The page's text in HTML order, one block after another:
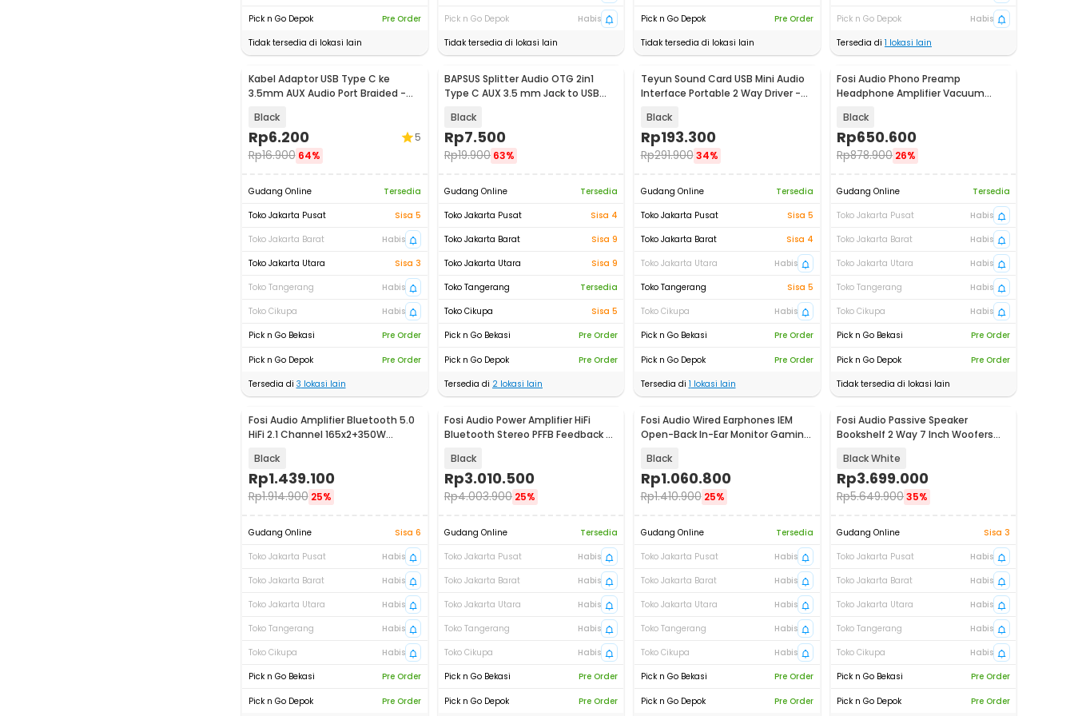
Pick n Go Depok
Pre Order
Tidak tersedia di lokasi lain
Pick n Go Depok
Habis
Tidak tersedia di lokasi lain
Pick n Go Depok
Pre Order
Tidak tersedia di lokasi lain
Pick n Go Depok
Habis
Tersedia di 1 lokasi lain
Kabel Adaptor USB Type C ke
3.5mm AUX Audio Port Braided -
Black
Rp6.200
Rp16.900 64%
5
Gudang Online
Tersedia
Toko Jakarta Pusat
Sisa 5
Toko Jakarta Barat
Habis
Toko Jakarta Utara
Sisa 3
Toko Tangerang
Habis
Toko Cikupa
Habis
Pick n Go Bekasi
Pre Order
Pick n Go Depok
Pre Order
Tersedia di 3 lokasi lain
BAPSUS Splitter Audio OTG 2in1
Type C AUX 3.5 mm Jack to USB
Black
Rp7.500
Rp19.900 63%
Gudang Online
Tersedia
Toko Jakarta Pusat
Sisa 4
Toko Jakarta Barat
Sisa 9
Toko Jakarta Utara
Sisa 9
Toko Tangerang
Tersedia
Toko Cikupa
Sisa 5
Pick n Go Bekasi
Pre Order
Pick n Go Depok
Pre Order
Tersedia di 2 lokasi lain
Teyun Sound Card USB Mini Audio
Interface Portable 2 Way Driver -
Black
Rp193.300
Rp291.900 34%
Gudang Online
Tersedia
Toko Jakarta Pusat
Sisa 5
Toko Jakarta Barat
Sisa 4
Toko Jakarta Utara
Habis
Toko Tangerang
Sisa 5
Toko Cikupa
Habis
Pick n Go Bekasi
Pre Order
Pick n Go Depok
Pre Order
Tersedia di 1 lokasi lain
Fosi Audio Phono Preamp
Headphone Amplifier Vacuum
Black
Rp650.600
Rp878.900 26%
Gudang Online
Tersedia
Toko Jakarta Pusat
Habis
Toko Jakarta Barat
Habis
Toko Jakarta Utara
Habis
Toko Tangerang
Habis
Toko Cikupa
Habis
Pick n Go Bekasi
Pre Order
Pick n Go Depok
Pre Order
Tidak tersedia di lokasi lain
Fosi Audio Amplifier Bluetooth 5.0
HiFi 2.1 Channel 165x2+350W
Black
Rp1.439.100
Rp1.914.900 25%
Gudang Online
Sisa 6
Toko Jakarta Pusat
Habis
Toko Jakarta Barat
Habis
Toko Jakarta Utara
Habis
Toko Tangerang
Habis
Toko Cikupa
Habis
Pick n Go Bekasi
Pre Order
Pick n Go Depok Pre Order
Fosi Audio Power Amplifier HiFi
Bluetooth Stereo PFFB Feedback -
Black
Rp3.010.500
Rp4.003.900 25%
Gudang Online
Tersedia
Toko Jakarta Pusat
Habis
Toko Jakarta Barat
Habis
Toko Jakarta Utara
Habis
Toko Tangerang
Habis
Toko Cikupa
Habis
Pick n Go Bekasi
Pre Order
Pick n Go Depok Pre Order
Fosi Audio Wired Earphones IEM
Open-Back In-Ear Monitor Gaming
Black
Rp1.060.800
Rp1.410.900 25%
Gudang Online
Tersedia
Toko Jakarta Pusat
Habis
Toko Jakarta Barat
Habis
Toko Jakarta Utara
Habis
Toko Tangerang
Habis
Toko Cikupa
Habis
Pick n Go Bekasi
Pre Order
Pick n Go Depok Pre Order
Fosi Audio Passive Speaker
Bookshelf 2 Way 7 Inch Woofers
Black White
Rp3.699.000
Rp5.649.90035%
Gudang Online
Sisa 3
Toko Jakarta Pusat
Habis
Toko Jakarta Barat
Habis
Toko Jakarta Utara
Habis
Toko Tangerang
Habis
Toko Cikupa
Habis
Pick n Go Bekasi
Pre Order
Pick n Go Depok Pre Order